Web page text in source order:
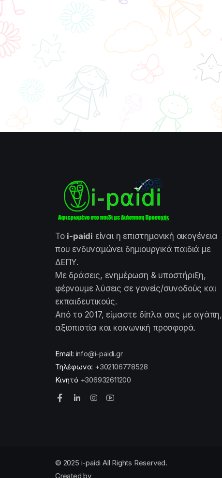
Το i-paidi είναι η επιστημονική οικογένεια
που ενδυναμώνει δημιουργικά παιδιά με
ΔΕΠΥ.
Με δράσεις, ενημέρωση & υποστήριξη,
φέρνουμε λύσεις σε γονείς/συνοδούς και
εκπαιδευτικούς.
Από το 2017, είμαστε δίπλα σας με αγάπη,
αξιοπιστία και κοινωνική προσφορά.
Email: info@i-paidi.gr
Τηλέφωνο: +302106778528
Κινητό +306932611200
© 2025 i-paidi All Rights Reserved.
Created by